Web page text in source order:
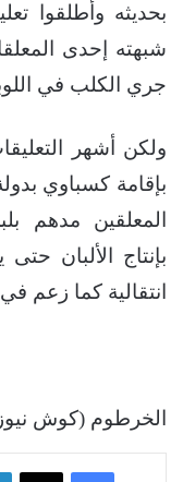
بحديثه وأطلقوا
شبهته إحدى
جري الكلب في
ولكن أشهر
بإقامة كسباوي
المعلقين مدهم
بإنتاج الألبان
انتقالية كما زعم
الخرطوم (كوش
فيسبوك ‫X